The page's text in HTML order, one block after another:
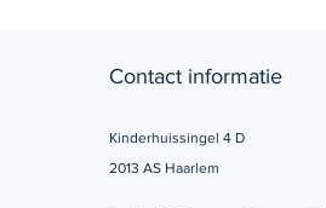
Contact informatie
Kinderhuissingel 4 D
2013 AS Haarlem